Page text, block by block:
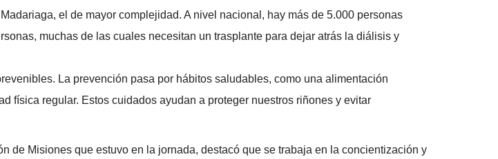
el de mayor complejidad. A nivel nacional, hay más de 5.000 personas
muchas de las cuales necesitan un trasplante para dejar atrás la diálisis y
La prevención pasa por hábitos saludables, como una alimentación
física regular. Estos cuidados ayudan a proteger nuestros riñones y evitar
de Misiones que estuvo en la jornada, destacó que se trabaja en la concientización y